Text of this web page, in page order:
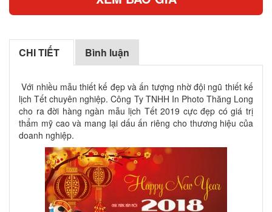
CHI TIẾT Bình luận
Với nhiều mẫu thiết kế đẹp và ấn tượng nhờ đội ngũ thiết kế
lịch Tết chuyên nghiệp. Công Ty TNHH In Photo Thăng Long
cho ra đời hàng ngàn mẫu lịch Tết 2019 cực đẹp có giá trị
thẩm mỹ cao và mang lại dấu ấn riêng cho thương hiệu của
doanh nghiệp.